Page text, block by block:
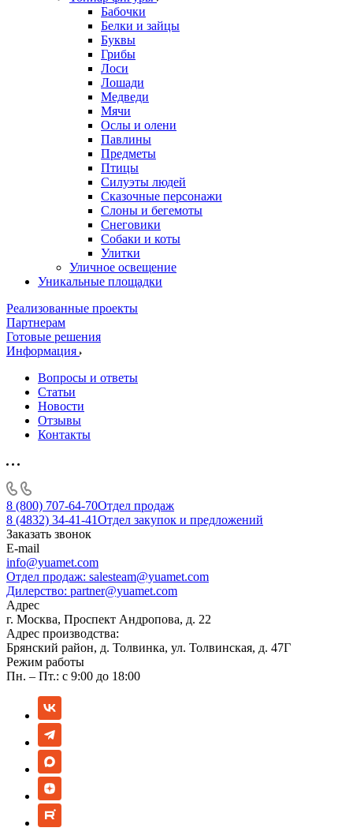
Бабочки
Белки и зайцы
Буквы
Грибы
Лоси
Лошади
Медведи
Мячи
Ослы и олени
Павлины
Предметы
Птицы
Силуэты людей
Сказочные персонажи
Слоны и бегемоты
Снеговики
Собаки и коты
Улитки
Уличное освещение
Уникальные площадки
Реализованные проекты
Партнерам
Готовые решения
Информация
Вопросы и ответы
Статьи
Новости
Отзывы
Контакты
8 (800) 707-64-70Отдел продаж
8 (4832) 34-41-41Отдел закупок и предложений
Заказать звонок
E-mail
info@yuamet.com
Отдел продаж: salesteam@yuamet.com
Дилерство: partner@yuamet.com
Адрес
г. Москва, Проспект Андропова, д. 22
Адрес производства:
Брянский район, д. Толвинка, ул. Толвинская, д. 47Г
Режим работы
Пн. – Пт.: с 9:00 до 18:00